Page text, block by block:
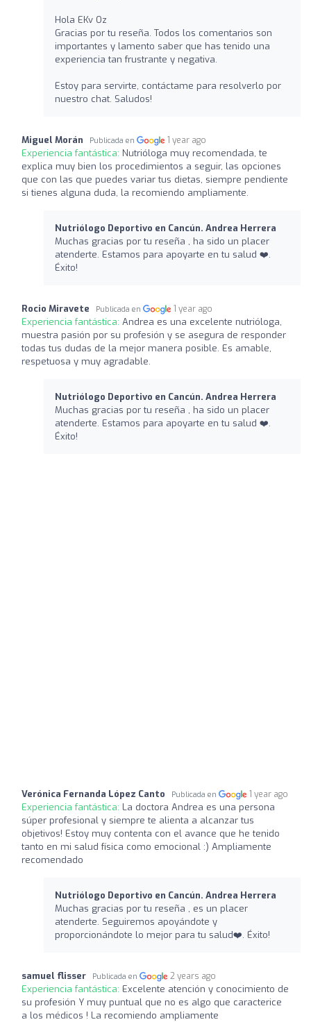
Hola EKv Oz
Gracias por tu reseña. Todos los comentarios son
importantes y lamento saber que has tenido una
experiencia tan frustrante y negativa.
Estoy para servirte, contáctame para resolverlo por
nuestro chat. Saludos!
Miguel Morán Publicada en 1 year ago
Experiencia fantástica: Nutrióloga muy recomendada, te
explica muy bien los procedimientos a seguir, las opciones
que con las que puedes variar tus dietas, siempre pendiente
si tienes alguna duda, la recomiendo ampliamente.
Nutriólogo Deportivo en Cancún. Andrea Herrera
Muchas gracias por tu reseña , ha sido un placer
atenderte. Estamos para apoyarte en tu salud ❤️‍.
Éxito!
Rocio Miravete Publicada en 1 year ago
Experiencia fantástica: Andrea es una excelente nutrióloga,
muestra pasión por su profesión y se asegura de responder
todas tus dudas de la mejor manera posible. Es amable,
respetuosa y muy agradable.
Nutriólogo Deportivo en Cancún. Andrea Herrera
Muchas gracias por tu reseña , ha sido un placer
atenderte. Estamos para apoyarte en tu salud ❤️‍.
Éxito!
Verónica Fernanda López Canto Publicada en 1 year ago
Experiencia fantástica: La doctora Andrea es una persona
súper profesional y siempre te alienta a alcanzar tus
objetivos! Estoy muy contenta con el avance que he tenido
tanto en mi salud física como emocional :) Ampliamente
recomendado
Nutriólogo Deportivo en Cancún. Andrea Herrera
Muchas gracias por tu reseña , es un placer
atenderte. Seguiremos apoyándote y
proporcionándote lo mejor para tu salud❤️‍. Éxito!
samuel flisser Publicada en 2 years ago
Experiencia fantástica: Excelente atención y conocimiento de
su profesión Y muy puntual que no es algo que caracterice
a los médicos ! La recomiendo ampliamente